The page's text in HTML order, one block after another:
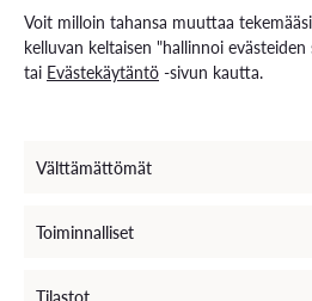
Voit milloin tahansa muuttaa
kelluvan keltaisen "hallinnoi
tai Evästekäytäntö -sivun kautta.
Välttämättömät
Toiminnalliset
Tilastot
Rekryä opiskelijoita
Energiaa-verkkolehti
Henkilöstöhaku
Avoimet työpaikat
VAMKin palautekanava